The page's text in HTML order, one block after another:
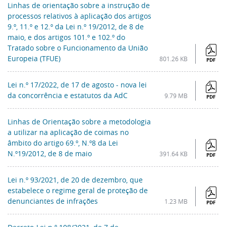
Linhas de orientação sobre a instrução de
processos relativos à aplicação dos artigos
9.º, 11.º e 12.º da Lei n.º 19/2012, de 8 de
maio, e dos artigos 101.º e 102.º do
Tratado sobre o Funcionamento da União
Europeia (TFUE)
801.26 KB PDF
Lei n.º 17/2022, de 17 de agosto - nova lei
da concorrência e estatutos da AdC
9.79 MB PDF
Linhas de Orientação sobre a metodologia
a utilizar na aplicação de coimas no
âmbito do artigo 69.º, N.º8 da Lei
N.º19/2012, de 8 de maio
391.64 KB PDF
Lei n.º 93/2021, de 20 de dezembro, que
estabelece o regime geral de proteção de
denunciantes de infrações
1.23 MB PDF